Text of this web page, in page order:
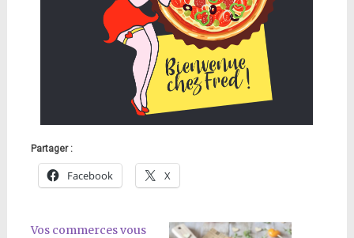
Partager :
Facebook X
Vos commerces vous